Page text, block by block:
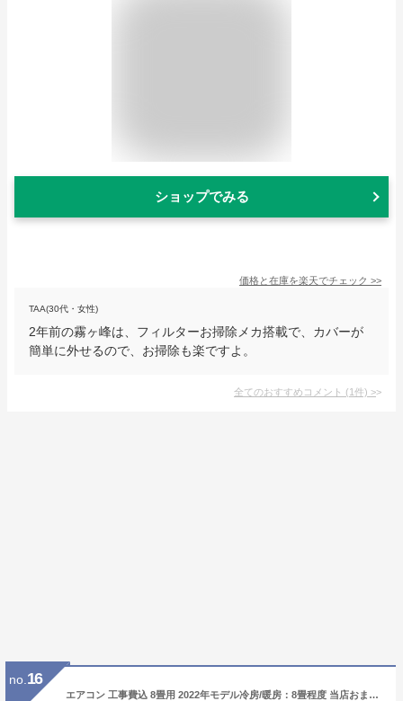
ショップでみる
価格と在庫を楽天でチェック >>
TAA(30代・女性)
2年前の霧ヶ峰は、フィルターお掃除メカ搭載で、カバーが
簡単に外せるので、お掃除も楽ですよ。
全てのおすすめコメント (1件) >
no. 16
エアコン 工事費込 8畳用 2022年モデル冷房/暖房：8畳程度 当店おまかせエアコン工事費込みセット ルームエアコン 福袋 当店人気工事セット パナソニック ダイキン 日立 三菱 三菱重工 東芝 シャープ 冷暖房 八畳 【楽天リフォーム認定商品】8畳用 2.5kW